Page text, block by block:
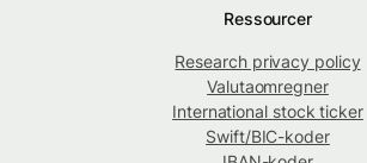
Ressourcer
Research privacy policy
Valutaomregner
International stock ticker
Swift/BIC-koder